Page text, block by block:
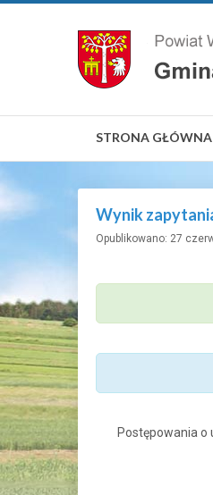
STRONA GŁÓWNA
Wynik
Opublikowano: 27
Postępowania o